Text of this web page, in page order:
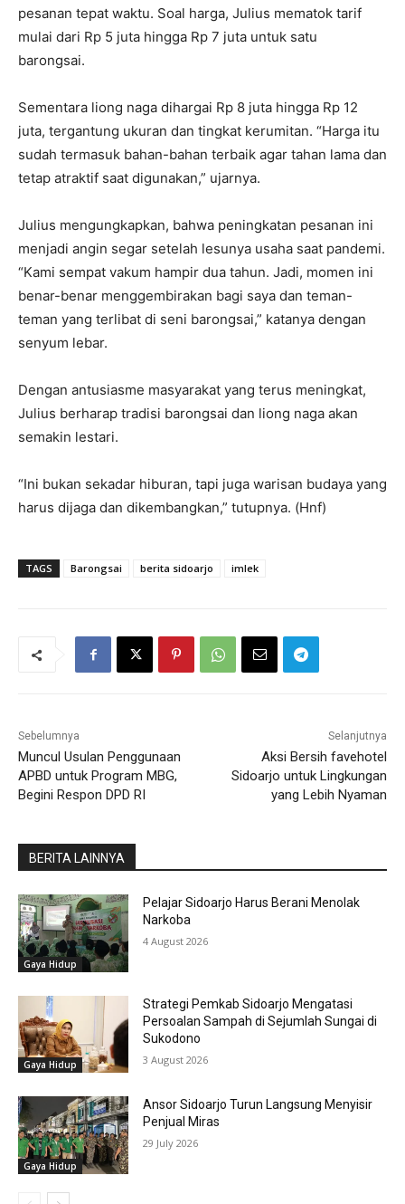
pesanan tepat waktu. Soal harga, Julius mematok tarif
mulai dari Rp 5 juta hingga Rp 7 juta untuk satu
barongsai.
Sementara liong naga dihargai Rp 8 juta hingga Rp 12
juta, tergantung ukuran dan tingkat kerumitan. “Harga itu
sudah termasuk bahan-bahan terbaik agar tahan lama dan
tetap atraktif saat digunakan,” ujarnya.
Julius mengungkapkan, bahwa peningkatan pesanan ini
menjadi angin segar setelah lesunya usaha saat pandemi.
“Kami sempat vakum hampir dua tahun. Jadi, momen ini
benar-benar menggembirakan bagi saya dan teman-
teman yang terlibat di seni barongsai,” katanya dengan
senyum lebar.
Dengan antusiasme masyarakat yang terus meningkat,
Julius berharap tradisi barongsai dan liong naga akan
semakin lestari.
“Ini bukan sekadar hiburan, tapi juga warisan budaya yang
harus dijaga dan dikembangkan,” tutupnya. (Hnf)
TAGS Barongsai berita sidoarjo imlek
Sebelumnya
Muncul Usulan Penggunaan
APBD untuk Program MBG,
Begini Respon DPD RI
Selanjutnya
Aksi Bersih favehotel
Sidoarjo untuk Lingkungan
yang Lebih Nyaman
BERITA LAINNYA
Gaya Hidup
Pelajar Sidoarjo Harus Berani Menolak
Narkoba
4 August 2026
Gaya Hidup
Strategi Pemkab Sidoarjo Mengatasi
Persoalan Sampah di Sejumlah Sungai di
Sukodono
3 August 2026
Gaya Hidup
Ansor Sidoarjo Turun Langsung Menyisir
Penjual Miras
29 July 2026